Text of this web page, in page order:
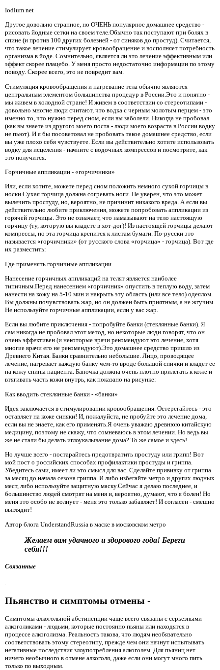
Iodium net
Другое довольно странное, но ОЧЕНЬ популярное домашнее средство -
рисовать йодные сетки на своем теле.Обычно так поступают при болях в
спине (и против 100 других болезней - от синяков до простуд). Считается,
что такое лечение стимулирует кровообращение и восполняет потребность
организма в йоде. Сомнительно, является ли это лечение эффективным или
эффект скорее плацебо. У меня просто недостаточно информации по этому
поводу. Скорее всего, это не повредит вам.
Стимуляция кровообращения и нагревание тела обычно являются
центральным элементом большинства процедур в России.Это и понятно -
мы живем в холодной стране! И живем в соответствии со стереотипами -
довольно многие люди считают, что водка с черным молотым перцем - это
именно то, что нужно перед сном, если вы заболели. Никогда не пробовал
(как вы знаете из другого моего поста - люди моего возраста в России водку
не пьют). И я бы посоветовал не пробовать такое домашнее средство, если
вы уже плохо себя чувствуете. Если вы действительно хотите использовать
водку для исцеления - начните с водочных компрессов и посмотрите, как
это получится.
Горчичные аппликации - «горчичники»
Или, если хотите, можете перед сном положить немного сухой горчицы в
носки.Сухая горчица должна согревать ноги. Не уверен, что это может
вылечить простуду, но, вероятно, не причинит никакого вреда. А если вы
действительно любите приключения, можете попробовать аппликации из
горячей горчицы. Это не означает, что намазывают на тело настоящую
горчицу (ту, которую вы кладете в хот-дог)! Из настоящей горчицы делают
компрессы, но эта горчица крепится к листам бумаги. По-русски это
называется «горчичники» (от русского слова «горчица» - горчица). Вот где
их разместить:
Где применять горчичные аппликации
Нанесение горчичных аппликаций на телят является наиболее
типичным.Перед нанесением «горчичник» опустить в теплую воду, затем
нанести на кожу на 5-10 мин и накрыть эту область (или все тело) одеялом.
Вы должны почувствовать жар, но он должен быть приятным, а не жгучим.
Не используйте горчичные аппликации, если у вас жар.
Если вы любите приключения - попробуйте банки (стеклянные банки). Я
сам никогда не пробовал этот метод, но некоторые люди говорят, что он
очень эффективен (и некоторые врачи рекомендуют это лечение, хотя
многие врачи его не рекомендуют).Это домашнее средство пришло из
Древнего Китая. Банки сравнительно небольшие. Лицо, проводящее
лечение, нагревает каждую банку чем-то вроде большой спички и кладет ее
на кожу спины пациента. Баночка должна очень плотно прилегать к коже и
втягивать часть кожи внутрь, как показано на рисунке:
Как вводить стеклянные банки - «банки»
Идея заключается в стимулировании кровообращения. Остерегайтесь - это
оставляет на коже синяки! И, пожалуйста, не пробуйте это лечение дома,
если вы не знаете, как его применять.Я очень уважаю древнюю китайскую
медицину, поэтому не скажу, что сомневаюсь в этом лечении. Но ведь вы
же не стали бы делать иглоукалывание дома? То же самое и здесь!
Но лучше всего - постарайтесь предотвратить простуду или грипп! Вот
мой пост о российских способах профилактики простуды и гриппа.
Убедитесь сами, имеет ли это смысл для вас. Сделайте прививку от гриппа
за месяц до начала сезона гриппа. И либо избегайте метро и других людных
мест, либо используйте защитную маску.Сейчас я делаю последнее, и
большинство людей смотрят на меня и, вероятно, думают, что я болен! Но
меня это особо не волнует - меня это только забавляет! И согласен - смешно
выглядит!
Автор блога UnderstandRussia в маске в московском метро
Желаем вам удачного и здорового года! Береги
себя!!!
Связанные
Пьянство и симптомы отмены -
Симптомы алкогольной абстиненции чаще всего связаны с серьезными
алкоголиками - людьми, которые постоянно пьяны или находятся в
процессе алкоголизма. Реальность такова, что людям необязательно
соответствовать этому стереотипу, прежде чем они начнут испытывать
негативные последствия злоупотребления алкоголем. Для пьяниц нет
ничего необычного в отмене алкоголя, даже если они могут много пить
только по выходным.